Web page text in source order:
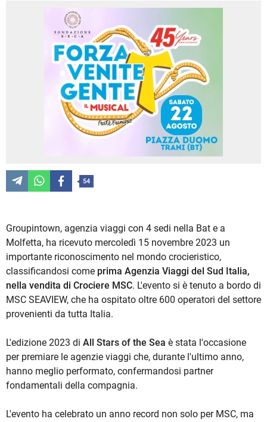
54
Groupintown, agenzia viaggi con 4 sedi nella Bat e a
Molfetta, ha ricevuto mercoledì 15 novembre 2023 un
importante riconoscimento nel mondo crocieristico,
classificandosi come prima Agenzia Viaggi del Sud Italia,
nella vendita di Crociere MSC. L'evento si è tenuto a bordo di
MSC SEAVIEW, che ha ospitato oltre 600 operatori del settore
provenienti da tutta Italia.
L'edizione 2023 di All Stars of the Sea è stata l'occasione
per premiare le agenzie viaggi che, durante l'ultimo anno,
hanno meglio performato, confermandosi partner
fondamentali della compagnia.
L'evento ha celebrato un anno record non solo per MSC, ma